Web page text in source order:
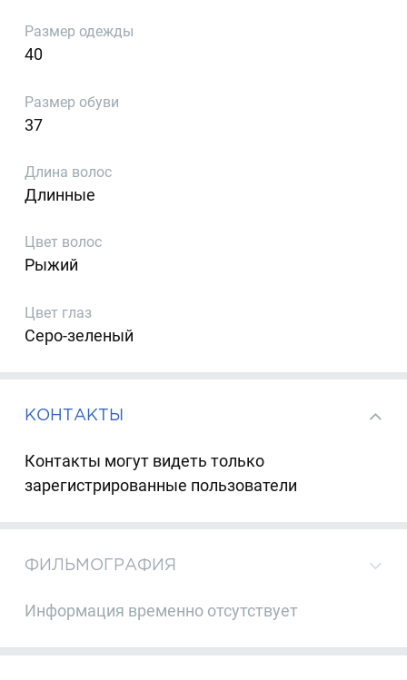
Размер одежды
40
Размер обуви
37
Длина волос
Длинные
Цвет волос
Рыжий
Цвет глаз
Серо-зеленый
КОНТАКТЫ
Контакты могут видеть только
зарегистрированные пользователи
ФИЛЬМОГРАФИЯ
Информация временно отсутствует